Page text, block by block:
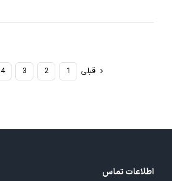
قبلی 1
2
3
4
اطلاعات تماس